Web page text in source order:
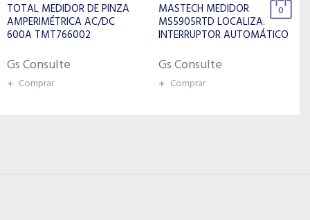
MASTECH MEDIDOR
MS5905RTD LOCALIZA.
INTERRUPTOR AUTOMÁTICO
Gs Consulte
+ Comprar
MASTECH MEDIDOR
ANEMÓMETRO DIGITAL
PORTÁTIL MOD. MS-6250
Gs Consulte
+ Comprar
0